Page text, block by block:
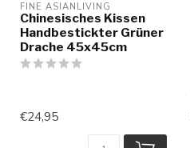
FINE ASIANLIVING
Chinesisches Kissen
Handbestickter Grüner
Drache 45x45cm
€24,95